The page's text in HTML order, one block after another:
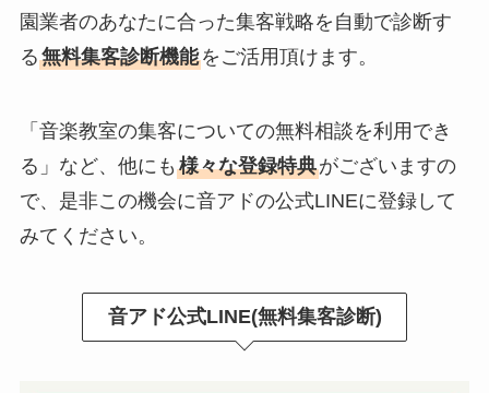
園業者のあなたに合った集客戦略を自動で診断す
る無料集客診断機能をご活用頂けます。
「音楽教室の集客についての無料相談を利用でき
る」など、他にも 様々な登録特典がございますの
で、是非この機会に音アドの公式LINEに登録して
みてください。
音アド公式LINE(無料集客診断)